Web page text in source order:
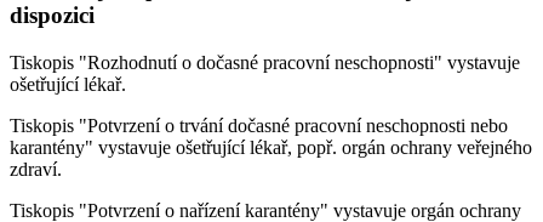
dispozici
Tiskopis "Rozhodnutí o dočasné pracovní neschopnosti" vystavuje
ošetřující lékař.
Tiskopis "Potvrzení o trvání dočasné pracovní neschopnosti nebo
karantény" vystavuje ošetřující lékař, popř. orgán ochrany veřejného
zdraví.
Tiskopis "Potvrzení o nařízení karantény" vystavuje orgán ochrany